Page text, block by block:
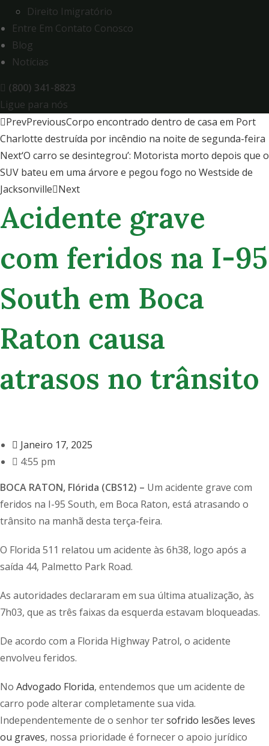
Direito Imigratório
Entre Em Contato Conosco
Blog
Notícias
(800) 341-8823
Ligue para nós
PrevPreviousCorpo encontrado dentro de casa em Port
Charlotte destruída por incêndio na noite de segunda-feira
Next‘O carro se desintegrou’: Motorista morto depois que o
SUV bateu em uma árvore e pegou fogo no Westside de
Jacksonville Next
Acidente grave
com feridos na I-95
South em Boca
Raton causa
atrasos no trânsito
Janeiro 17, 2025
4:55 pm
BOCA RATON, Flórida (CBS12) – Um acidente grave com
feridos na I-95 South, em Boca Raton, está atrasando o
trânsito na manhã desta terça-feira.
O Florida 511 relatou um acidente às 6h38, logo após a
saída 44, Palmetto Park Road.
As autoridades declararam em sua última atualização, às
7h03, que as três faixas da esquerda estavam bloqueadas.
De acordo com a Florida Highway Patrol, o acidente
envolveu feridos.
No Advogado Florida, entendemos que um acidente de
carro pode alterar completamente sua vida.
Independentemente de o senhor tersofrido lesões leves
ou graves, nossa prioridade é fornecer o apoio jurídico